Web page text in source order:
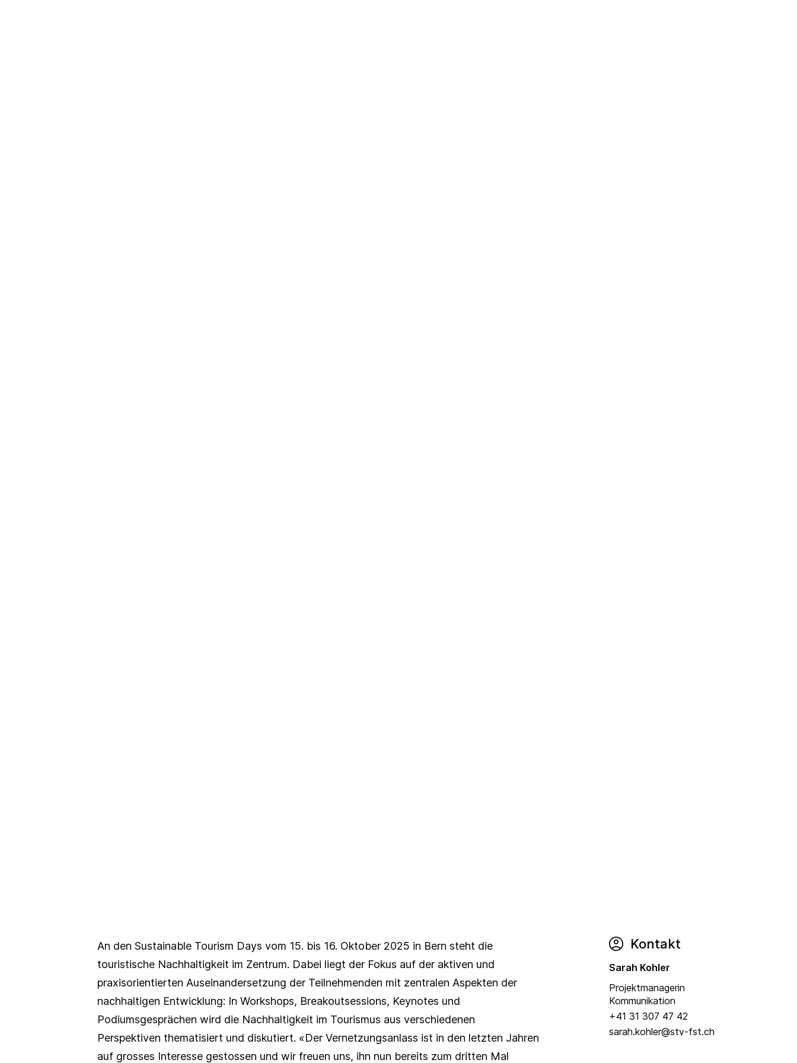
An den Sustainable Tourism Days vom 15. bis 16. Oktober 2025 in Bern steht die
touristische Nachhaltigkeit im Zentrum. Dabei liegt der Fokus auf der aktiven und
praxisorientierten Auseinandersetzung der Teilnehmenden mit zentralen Aspekten der
nachhaltigen Entwicklung: In Workshops, Breakoutsessions, Keynotes und
Podiumsgesprächen wird die Nachhaltigkeit im Tourismus aus verschiedenen
Perspektiven thematisiert und diskutiert. «Der Vernetzungsanlass ist in den letzten Jahren
auf grosses Interesse gestossen und wir freuen uns, ihn nun bereits zum dritten Mal
Kontakt
Sarah Kohler
Projektmanagerin
Kommunikation
+41 31 307 47 42
sarah.kohler@stv-fst.ch